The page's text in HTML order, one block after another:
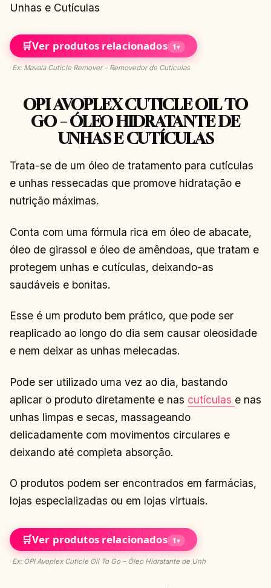
Unhas e Cutículas
🛒Ver produtos relacionados 1▾
Ex: Mavala Cuticle Remover – Removedor de Cutículas
OPI AVOPLEX CUTICLE OIL TO
GO – ÓLEO HIDRATANTE DE
UNHAS E CUTÍCULAS
Trata-se de um óleo de tratamento para cutículas
e unhas ressecadas que promove hidratação e
nutrição máximas.
Conta com uma fórmula rica em óleo de abacate,
óleo de girassol e óleo de amêndoas, que tratam e
protegem unhas e cutículas, deixando-as
saudáveis e bonitas.
Esse é um produto bem prático, que pode ser
reaplicado ao longo do dia sem causar oleosidade
e nem deixar as unhas melecadas.
Pode ser utilizado uma vez ao dia, bastando
aplicar o produto diretamente e nas cutículas e nas
unhas limpas e secas, massageando
delicadamente com movimentos circulares e
deixando até completa absorção.
O produtos podem ser encontrados em farmácias,
lojas especializadas ou em lojas virtuais.
🛒Ver produtos relacionados 1▾
Ex: OPI Avoplex Cuticle Oil To Go – Óleo Hidratante de Unh